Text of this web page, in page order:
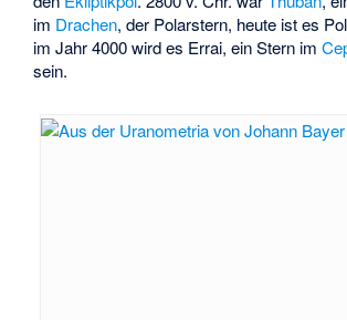
im Drachen, der Polarstern, heute ist es
im Jahr 4000 wird es Errai, ein Stern im
sein.